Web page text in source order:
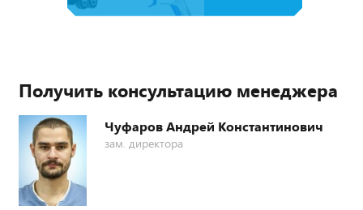
Получить консультацию менеджера
Чуфаров Андрей Константинович
зам. директора